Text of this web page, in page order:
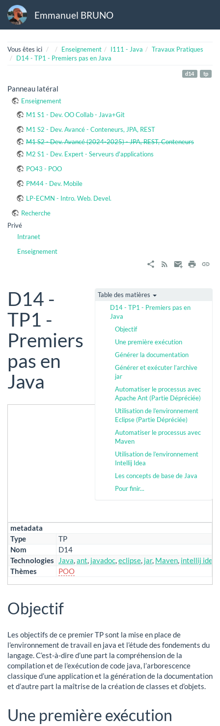
Emmanuel BRUNO
Vous êtes ici HomeEnseignement I111 - Java
Travaux Pratiques
D14 - TP1 - Premiers pas en Java
d14 tp
Panneau latéral
Enseignement
M1 S1 - Dev. OO Collab - Java+Git
M1 S2 - Dev. Avancé - Conteneurs, JPA, REST
M1 S2 - Dev. Avancé (2024-2025) - JPA, REST, Conteneurs
M2 S1 - Dev. Expert - Serveurs d'applications
PO43 - POO
PM44 - Dev. Mobile
LP-ECMN - Intro. Web. Devel.
Recherche
Privé
Intranet
Enseignement
Table des matières
D14 - TP1 - Premiers pas en
Java
Objectif
Une première exécution
Générer la documentation
Générer et exécuter l’archive
jar
Automatiser le processus avec
Apache Ant (Partie Dépréciée)
Utilisation de l’environnement
Eclipse (Partie Dépréciée)
Automatiser le processus avec
Maven
Utilisation de l’environnement
Intellij Idea
Les concepts de base de Java
Pour finir...
D14 -
TP1 -
Premiers
pas en
Java
metadata
Type
TP
Nom
D14
Technologies
Java,ant, javadoc,eclipse, jar, Maven, intellij idea
Thèmes
POO
Objectif
Les objectifs de ce premier TP sont la mise en place de
l’environnement de travail en java et l’étude des fondements du
langage. C’est-à-dire d’une part la compréhension de la
compilation et de l’exécution de code java, l’arborescence
classique d’une application et la génération de la documentation
et d’autre part la maîtrise de la création de classes et d’objets.
Une première exécution